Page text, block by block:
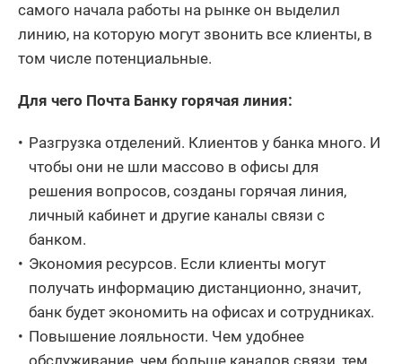
самого начала работы на рынке он выделил
линию, на которую могут звонить все клиенты, в
том числе потенциальные.
Для чего Почта Банку горячая линия:
Разгрузка отделений. Клиентов у банка много. И
чтобы они не шли массово в офисы для
решения вопросов, созданы горячая линия,
личный кабинет и другие каналы связи с
банком.
Экономия ресурсов. Если клиенты могут
получать информацию дистанционно, значит,
банк будет экономить на офисах и сотрудниках.
Повышение лояльности. Чем удобнее
обслуживание, чем больше каналов связи, тем